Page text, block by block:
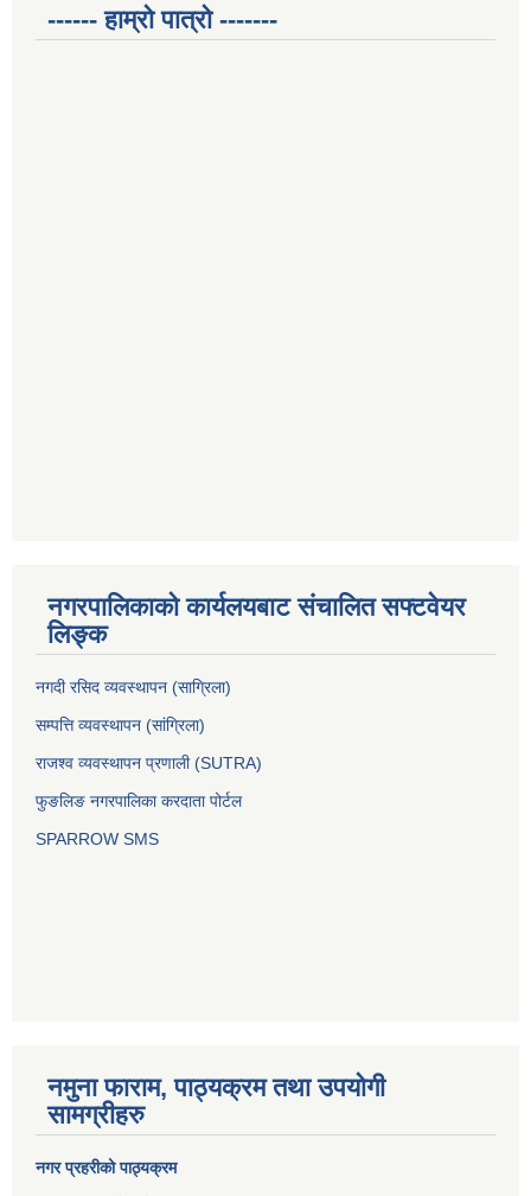
------ हाम्रो पात्रो -------
नगरपालिकाको कार्यलयबाट संचालित सफ्टवेयर
लिङ्क
नगदी रसिद व्यवस्थापन (साग्रिला)
सम्पत्ति व्यवस्थापन (सांग्रिला)
राजश्व व्यवस्थापन प्रणाली (SUTRA)
फुङलिङ नगरपालिका करदाता पोर्टल
SPARROW SMS
नमुना फाराम, पाठ्यक्रम तथा उपयोगी
सामग्रीहरु
नगर प्रहरीको पाठ्यक्रम